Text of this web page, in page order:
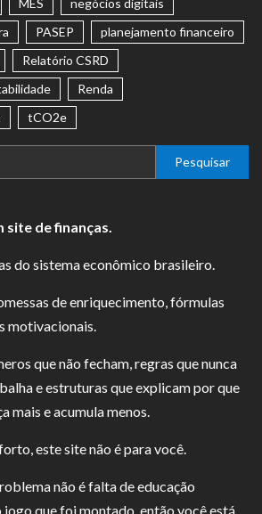
MES
negócios digitais
PASEP
planejamento financeiro
Relatório CSRD
Renda
tCO2e
Pesquisar
site de finanças.
do sistema econômico brasileiro.
de enriquecimento, fórmulas
motivacionais.
que não fecham, regras que nunca
e estruturas que explicam por que
mais e acumula menos.
este site não é para você.
não é falta de educação
jogo que foi montado, então você está